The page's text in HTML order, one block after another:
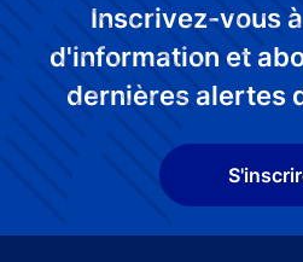
Inscrivez-vous
d'information et
dernières alertes